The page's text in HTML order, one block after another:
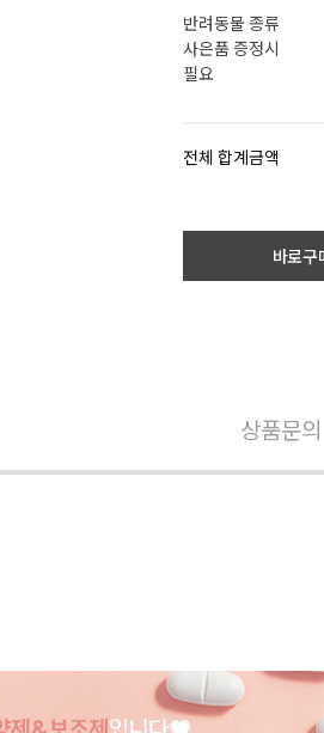
반려동물 종류
사은품 증정시
필요
전체 합계금액
바로구
상품문의